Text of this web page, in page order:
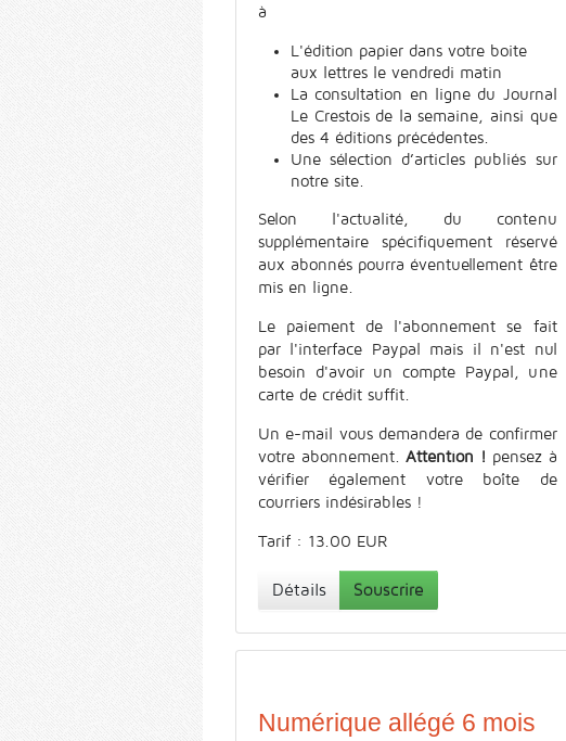
à
L'édition papier dans votre boite
aux lettres le vendredi matin
La consultation en ligne du Journal
Le Crestois de la semaine, ainsi que
des 4 éditions précédentes.
Une sélection d’articles publiés sur
notre site.
Selon l'actualité, du contenu
supplémentaire spécifiquement réservé
aux abonnés pourra éventuellement être
mis en ligne.
Le paiement de l'abonnement se fait
par l'interface Paypal mais il n'est nul
besoin d'avoir un compte Paypal, une
carte de crédit suffit.
Un e-mail vous demandera de confirmer
votre abonnement. Attention ! pensez à
vérifier également votre boîte de
courriers indésirables !
Tarif : 13.00 EUR
Détails Souscrire
Numérique allégé 6 mois